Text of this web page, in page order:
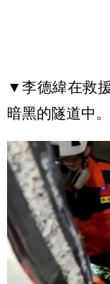
▼李德緯在救
暗黑的隧道中